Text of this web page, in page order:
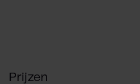
Prijzen